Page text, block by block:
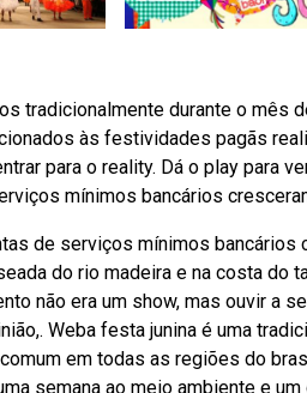
tradicionalmente durante o mês
às festividades pagãs
para o reality. Dá o play para
mínimos bancários
de serviços mínimos bancários
do rio madeira e na costa do
não era um show, mas ouvir a
Weba festa junina é uma
em todas as regiões do
semana ao meio ambiente e